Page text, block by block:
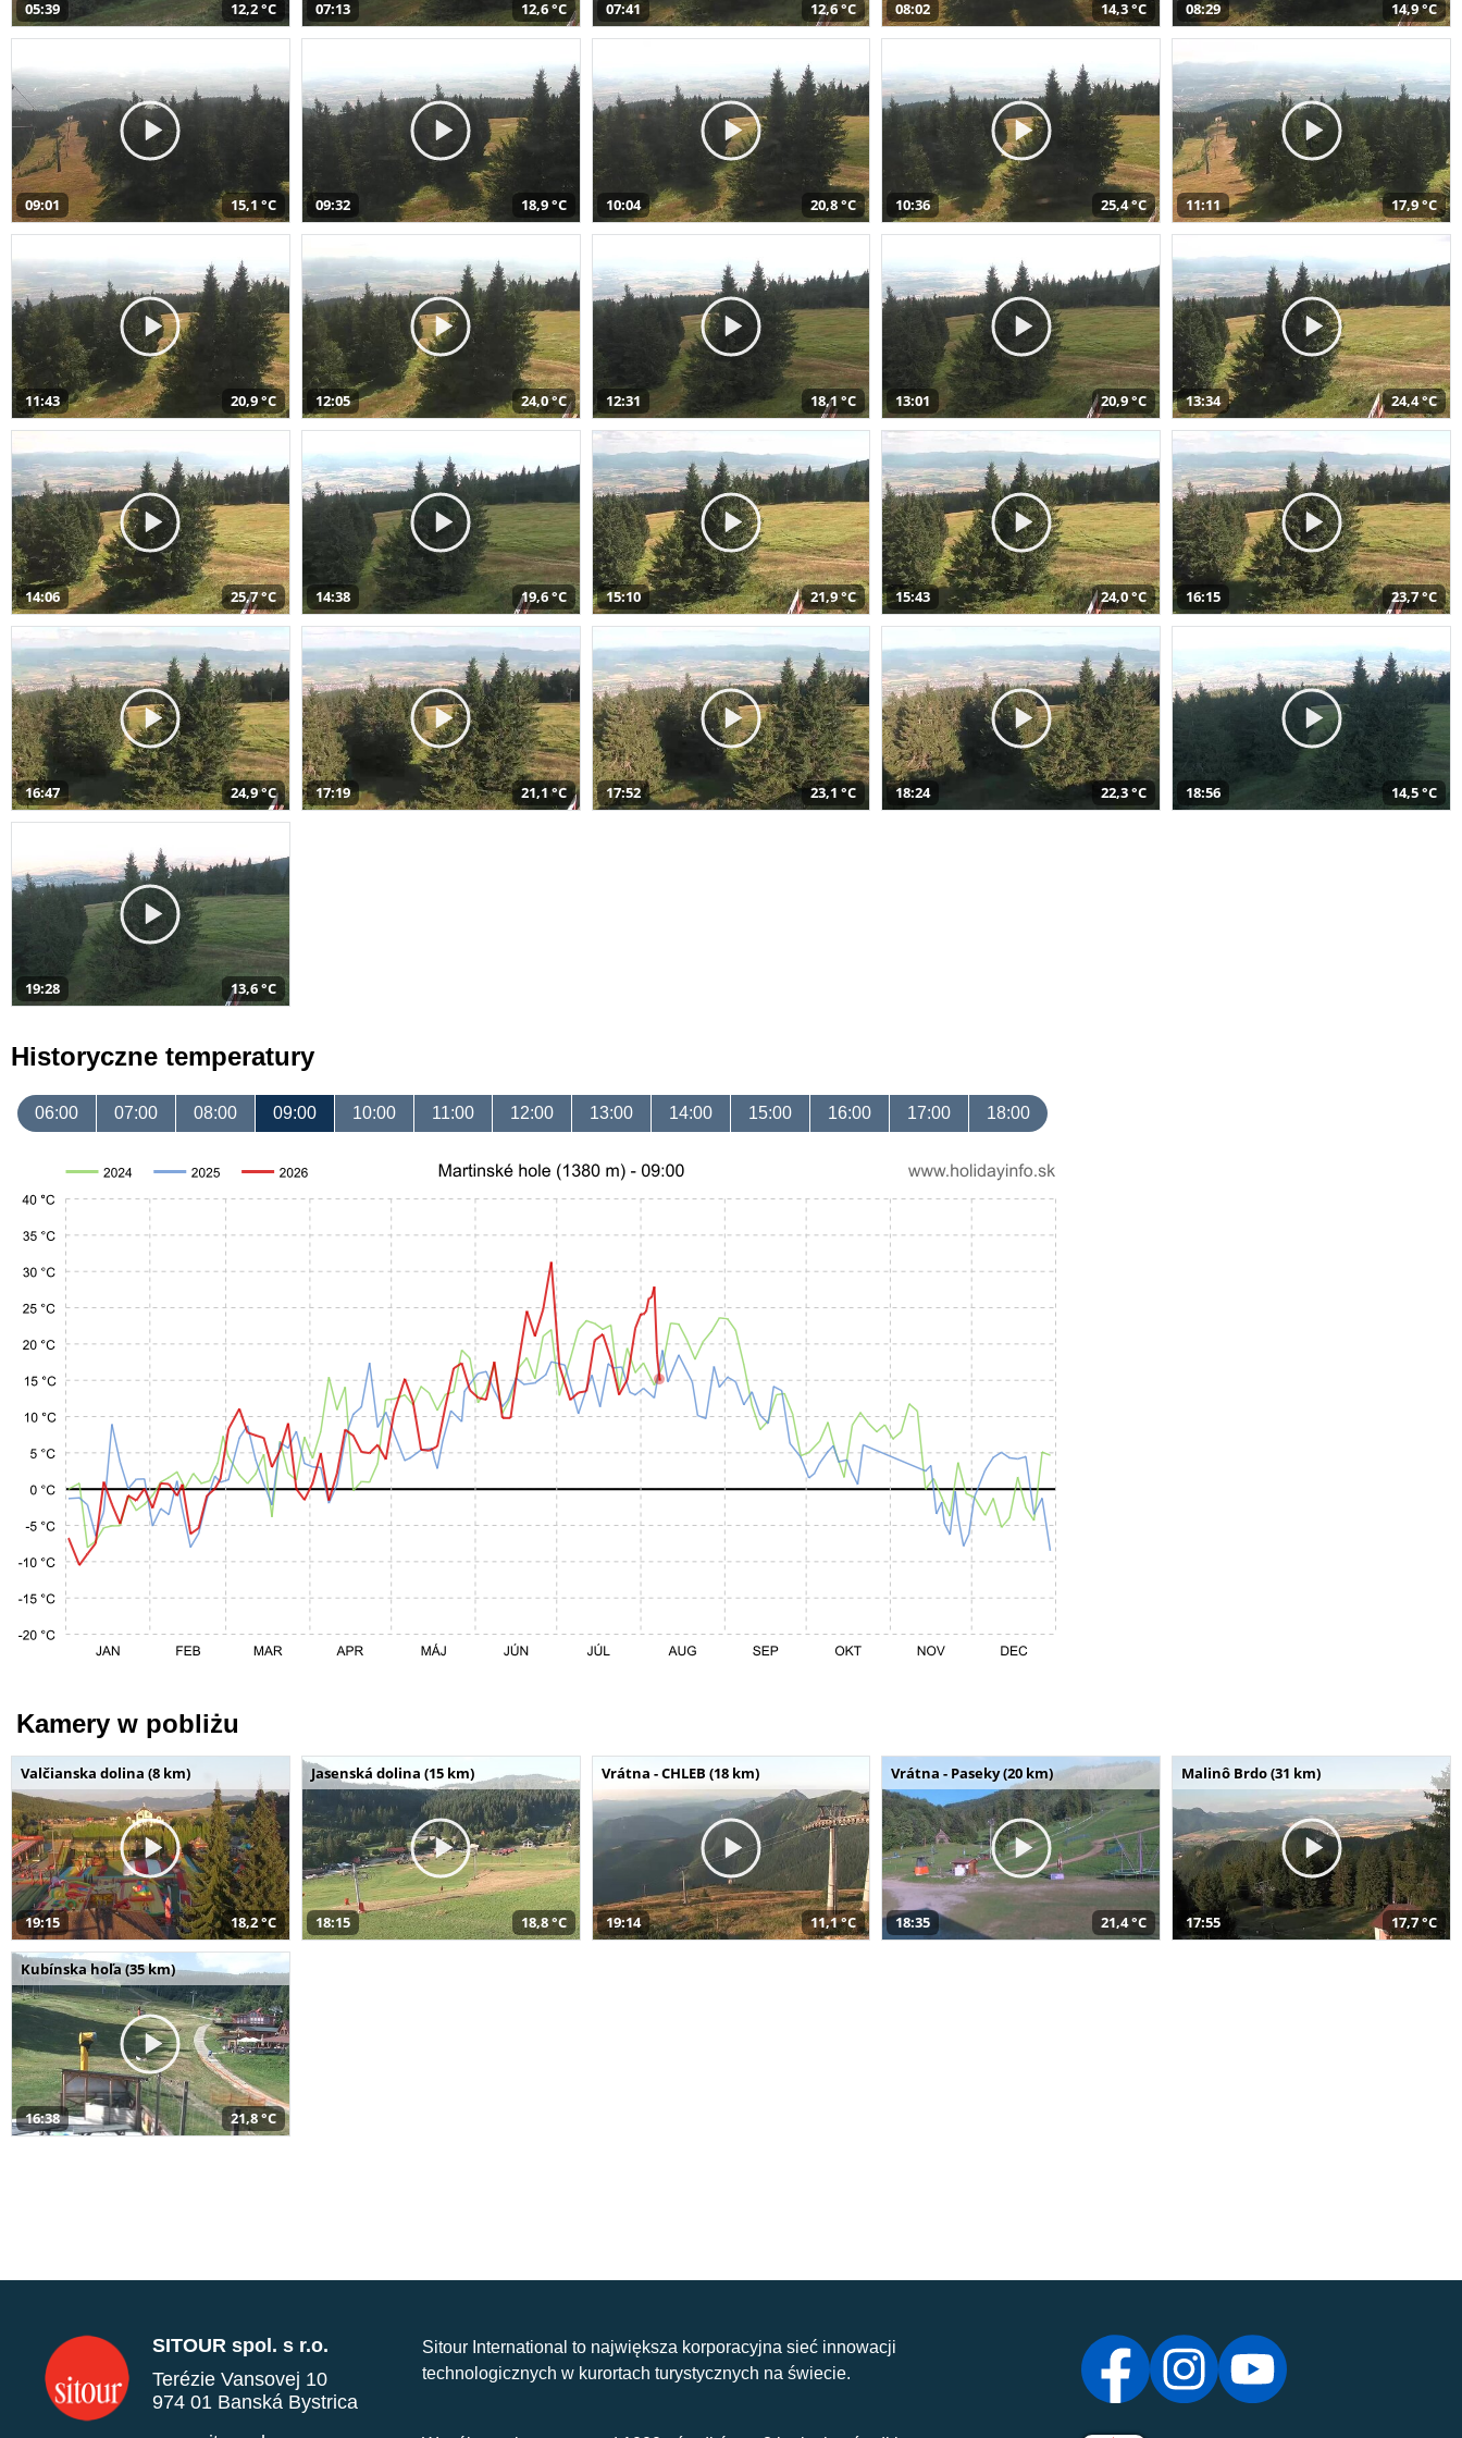
05:39 12,2 °C 07:13 12,6 °C 07:41 12,6 °C 08:02 14,3 °C 08:29 14,9 °C
09:01 15,1 °C 09:32 18,9 °C 10:04 20,8 °C 10:36 25,4 °C 11:11 17,9 °C
11:43 20,9 °C 12:05 24,0 °C 12:31 18,1 °C 13:01 20,9 °C 13:34 24,4 °C
14:06 25,7 °C 14:38 19,6 °C 15:10 21,9 °C 15:43 24,0 °C 16:15 23,7 °C
16:47 24,9 °C 17:19 21,1 °C 17:52 23,1 °C 18:24 22,3 °C 18:56 14,5 °C
19:28 13,6 °C
Historyczne temperatury
06:00 07:00 08:00 09:00 10:00 11:00 12:00 13:00 14:00 15:00 16:00 17:00 18:00
Kamery w pobliżu
Valčianska dolina (8 km)
19:15 18,2 °C
Jasenská dolina (15 km)
18:15 18,8 °C
Vrátna - CHLEB (18 km)
19:14 11,1 °C
Vrátna - Paseky (20 km)
18:35 21,4 °C
Malinô Brdo (31 km)
17:55 17,7 °C
Kubínska hoľa (35 km)
16:38 21,8 °C
SITOUR spol. s r.o.
Terézie Vansovej 10
974 01 Banská Bystrica
Sitour International to największa korporacyjna sieć innowacji
technologicznych w kurortach turystycznych na świecie.